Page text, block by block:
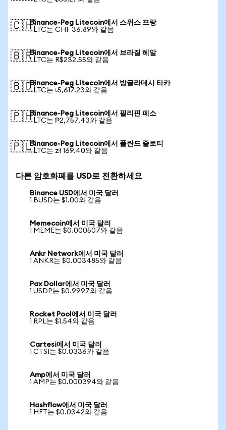
🇨🇭Binance-Peg Litecoin에서 스위스 프랑
1 LTC는 CHF 36.89와 같음
🇧🇷Binance-Peg Litecoin에서 브라질 헤알
1 LTC는 R$232.55와 같음
🇧🇩Binance-Peg Litecoin에서 방글라데시 타카
1 LTC는 ৳5,617.23와 같음
🇵🇭Binance-Peg Litecoin에서 필리핀 페소
1 LTC는 ₱2,757.43와 같음
🇵🇱Binance-Peg Litecoin에서 폴란드 즐로티
1 LTC는 zł 169.40와 같음
다른 암호화폐를 USD로 전환하세요
Binance USD에서 미국 달러
1 BUSD는 $1.00와 같음
Memecoin에서 미국 달러
1 MEME는 $0.000507와 같음
Ankr Network에서 미국 달러
1 ANKR는 $0.003485와 같음
Pax Dollar에서 미국 달러
1 USDP는 $0.9997와 같음
Rocket Pool에서 미국 달러
1 RPL는 $1.54와 같음
Cartesi에서 미국 달러
1 CTSI는 $0.0336와 같음
Amp에서 미국 달러
1 AMP는 $0.000394와 같음
Hashflow에서 미국 달러
1 HFT는 $0.0342와 같음